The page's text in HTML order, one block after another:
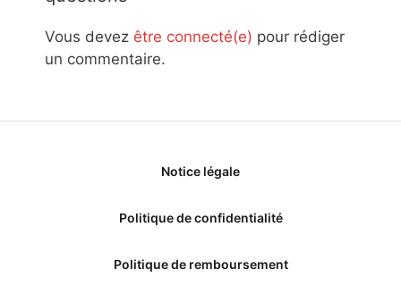
Vous devez être connecté(e) pour rédiger
un commentaire.
Notice légale
Politique de confidentialité
Politique de remboursement